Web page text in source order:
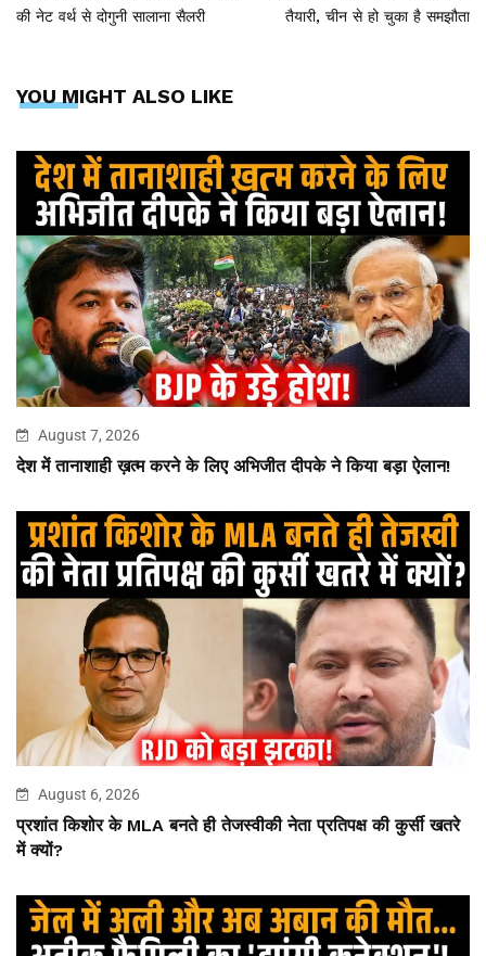
की नेट वर्थ से दोगुनी सालाना सैलरी
तैयारी, चीन से हो चुका है समझौता
YOU MIGHT ALSO LIKE
August 7, 2026
देश में तानाशाही ख़त्म करने के लिए अभिजीत दीपके ने किया बड़ा ऐलान!
August 6, 2026
प्रशांत किशोर के MLA बनते ही तेजस्वीकी नेता प्रतिपक्ष की कुर्सी खतरे
में क्यों?